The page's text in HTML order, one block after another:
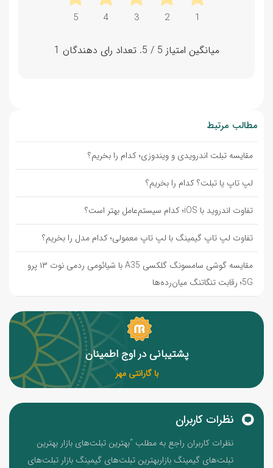
میانگین امتیاز 5 / 5. تعداد رای دهندگان 1
مطالب مرتبط
مقایسه تبلت اندرویدی و ویندوزی؛ کدام را بخریم؟
لپ تاپ یا تبلت؟ کدام را بخریم؟
تفاوت اندروید با iOS؛ کدام سیستم‌عامل بهتر است؟
تفاوت لپ تاپ گیمینگ با لپ تاپ معمولی؛ کدام مدل را بخریم؟
مقایسه گوشی سامسونگ گلکسی A35 با شیائومی ردمی نوت ۱۳ پرو
5G؛ رقابت تنگاتنگ میان‌رده‌ها
پشتیبانی در اوج اطمینان
با گارانتی مهر
نظرات کاربران
نظرات کاربران راجع به مطلب “بهترین تبلت‌های بازار بهترین
تبلت‌های گیمینگ بازاربهترین تبلت‌های گیمینگ بازار تبلت‌های